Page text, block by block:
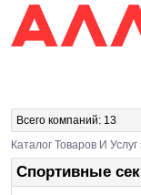
Всего компаний: 13
Каталог Товаров И Услуг
Спортивные